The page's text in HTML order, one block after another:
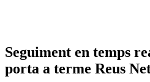
Seguiment en temps
porta a terme Reus